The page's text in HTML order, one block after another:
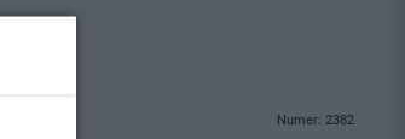
Numer: 2382